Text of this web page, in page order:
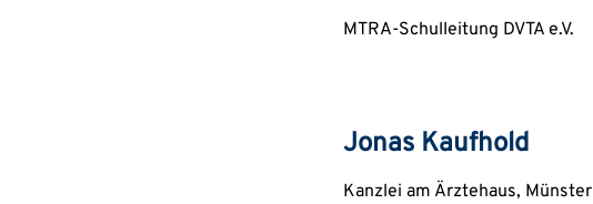
MTRA-Schulleitung DVTA e.V.
Jonas Kaufhold
Kanzlei am Ärztehaus, Münster